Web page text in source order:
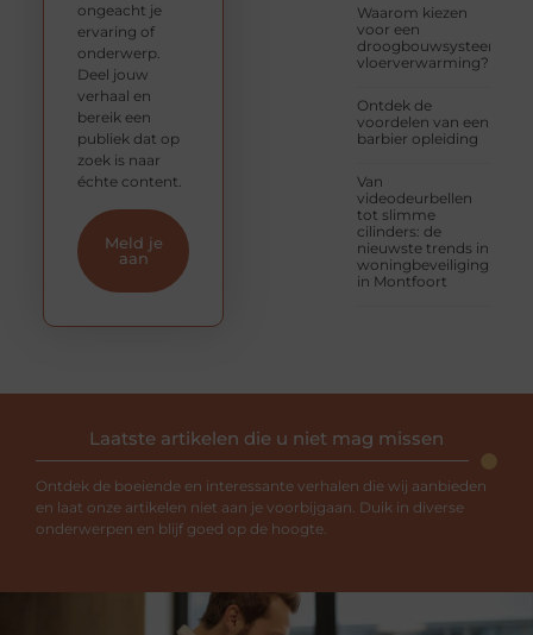
Waarom kiezen
voor een
droogbouwsysteem
vloerverwarming?
Ontdek de
voordelen van een
barbier opleiding
Van
videodeurbellen
tot slimme
cilinders: de
nieuwste trends in
woningbeveiliging
in Montfoort
ongeacht je
ervaring of
onderwerp.
Deel jouw
verhaal en
bereik een
publiek dat op
zoek is naar
échte content.
Meld je
aan
Laatste artikelen die u niet mag missen
Ontdek de boeiende en interessante verhalen die wij aanbieden
en laat onze artikelen niet aan je voorbijgaan. Duik in diverse
onderwerpen en blijf goed op de hoogte.